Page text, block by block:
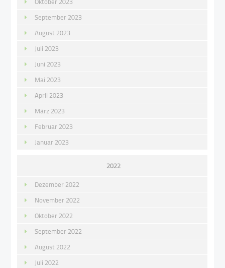
September 2023
August 2023
Juli 2023
Juni 2023
Mai 2023
April 2023
März 2023
Februar 2023
Januar 2023
2022
Dezember 2022
November 2022
Oktober 2022
September 2022
August 2022
Juli 2022